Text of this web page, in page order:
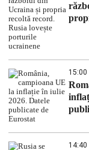
15:00
14:40